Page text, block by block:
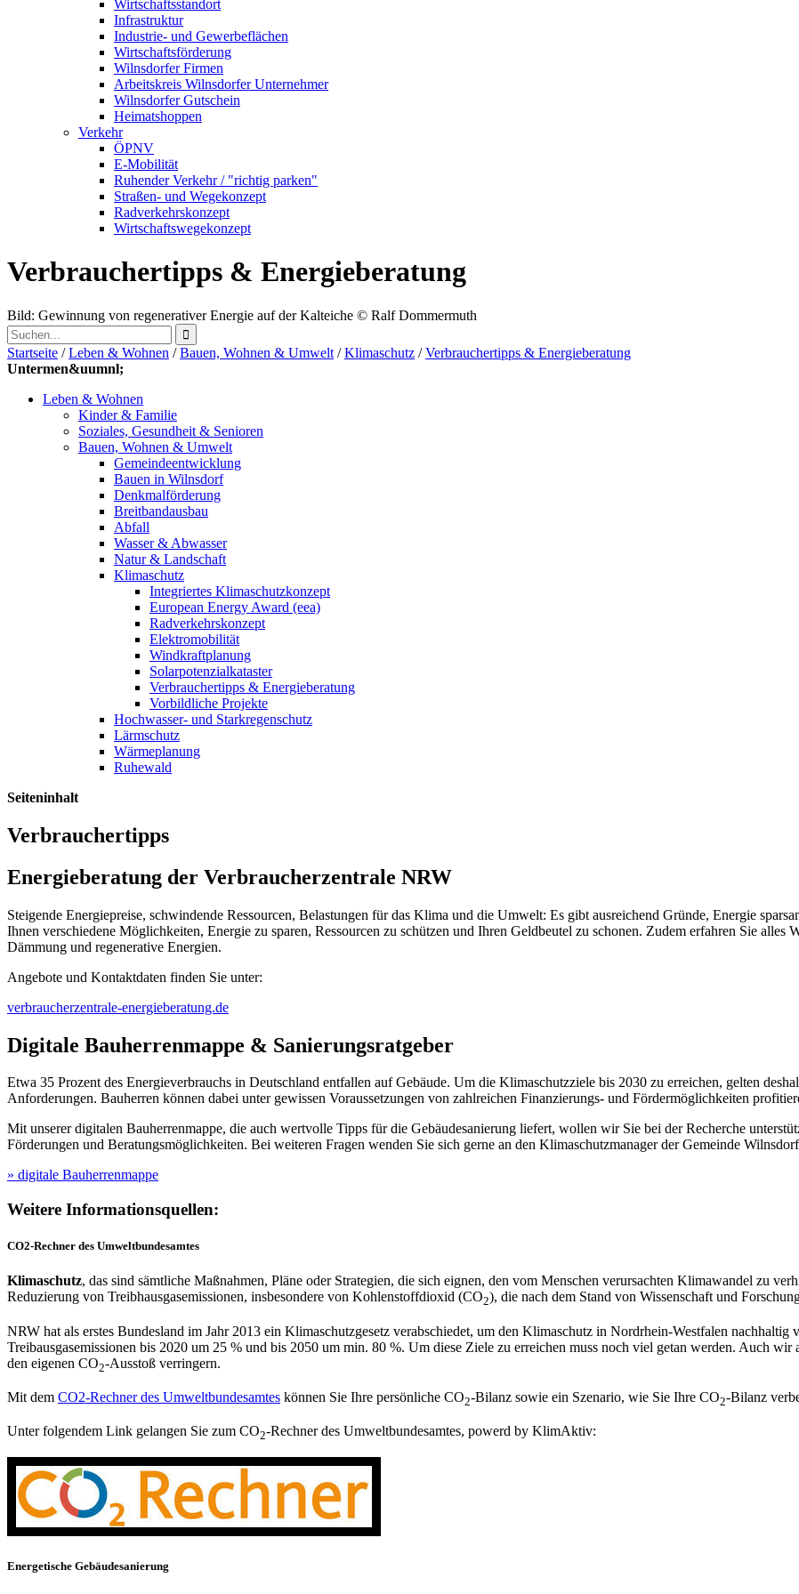
Wirtschaftsstandort
Infrastruktur
Industrie- und Gewerbeflächen
Wirtschaftsförderung
Wilnsdorfer Firmen
Arbeitskreis Wilnsdorfer Unternehmer
Wilnsdorfer Gutschein
Heimatshoppen
Verkehr
ÖPNV
E-Mobilität
Ruhender Verkehr / "richtig parken"
Straßen- und Wegekonzept
Radverkehrskonzept
Wirtschaftswegekonzept
Verbrauchertipps & Energieberatung
Bild: Gewinnung von regenerativer Energie auf der Kalteiche © Ralf Dommermuth
Startseite /Leben & Wohnen /Bauen, Wohnen & Umwelt /Klimaschutz /Verbrauchertipps & Energieberatung
Untermen&uumnl;
Leben & Wohnen
Kinder & Familie
Soziales, Gesundheit & Senioren
Bauen, Wohnen & Umwelt
Gemeindeentwicklung
Bauen in Wilnsdorf
Denkmalförderung
Breitbandausbau
Abfall
Wasser & Abwasser
Natur & Landschaft
Klimaschutz
Integriertes Klimaschutzkonzept
European Energy Award (eea)
Radverkehrskonzept
Elektromobilität
Windkraftplanung
Solarpotenzialkataster
Verbrauchertipps & Energieberatung
Vorbildliche Projekte
Hochwasser- und Starkregenschutz
Lärmschutz
Wärmeplanung
Ruhewald
Seiteninhalt
Verbrauchertipps
Energieberatung der Verbraucherzentrale NRW
Steigende Energiepreise, schwindende Ressourcen, Belastungen für das Klima und die Umwelt: Es gibt ausreichend Gründe, Energie
Ihnen verschiedene Möglichkeiten, Energie zu sparen, Ressourcen zu schützen und Ihren Geldbeutel zu schonen. Zudem erfahren Sie alles
Dämmung und regenerative Energien.
Angebote und Kontaktdaten finden Sie unter:
verbraucherzentrale-energieberatung.de
Digitale Bauherrenmappe & Sanierungsratgeber
Etwa 35 Prozent des Energieverbrauchs in Deutschland entfallen auf Gebäude. Um die Klimaschutzziele bis 2030 zu erreichen, gelten
Anforderungen. Bauherren können dabei unter gewissen Voraussetzungen von zahlreichen Finanzierungs- und Fördermöglichkeiten
Mit unserer digitalen Bauherrenmappe, die auch wertvolle Tipps für die Gebäudesanierung liefert, wollen wir Sie bei der Recherche
Förderungen und Beratungsmöglichkeiten. Bei weiteren Fragen wenden Sie sich gerne an den Klimaschutzmanager der Gemeinde
» digitale Bauherrenmappe
Weitere Informationsquellen:
CO2-Rechner des Umweltbundesamtes
Klimaschutz, das sind sämtliche Maßnahmen, Pläne oder Strategien, die sich eignen, den vom Menschen verursachten Klimawandel zu
Reduzierung von Treibhausgasemissionen, insbesondere von Kohlenstoffdioxid (CO2), die nach dem Stand von Wissenschaft und
NRW hat als erstes Bundesland im Jahr 2013 ein Klimaschutzgesetz verabschiedet, um den Klimaschutz in Nordrhein-Westfalen
Treibausgasemissionen bis 2020 um 25 % und bis 2050 um min. 80 %. Um diese Ziele zu erreichen muss noch viel getan werden. Auch
den eigenen CO2-Ausstoß verringern.
Mit dem CO2-Rechner des Umweltbundesamtes können Sie Ihre persönliche CO2-Bilanz sowie ein Szenario, wie Sie Ihre CO2-Bilanz
Unter folgendem Link gelangen Sie zum CO2-Rechner des Umweltbundesamtes, powerd by KlimAktiv:
Energetische Gebäudesanierung